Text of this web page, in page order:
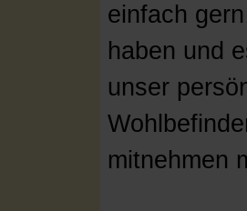
einfach
haben und
unser
mitnehmen